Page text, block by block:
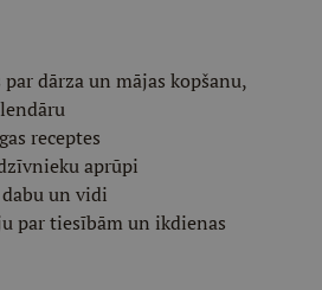
dārza un mājas kopšanu,
receptes
aprūpi
un vidi
par tiesībām un ikdienas